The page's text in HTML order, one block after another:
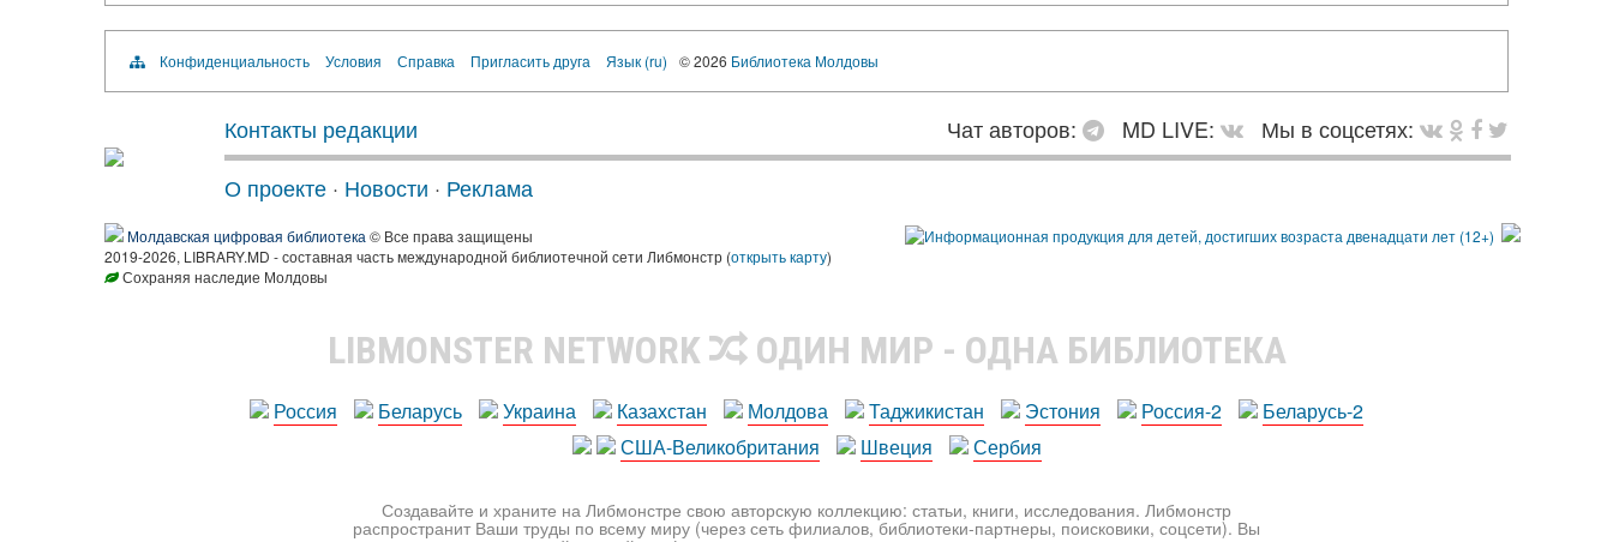
Конфиденциальность Условия Справка Пригласить друга Язык (ru) © 2026 Библиотека Молдовы
Контакты редакции Чат авторов: MD LIVE:
Мы в соцсетях:
О проекте · Новости · Реклама
Молдавская цифровая библиотека © Все права защищены
2019-2026, LIBRARY.MD - составная часть международной библиотечной сети Либмонстр (открыть карту)
Сохраняя наследие Молдовы
LIBMONSTER NETWORK ОДИН МИР - ОДНА БИБЛИОТЕКА
Россия Беларусь Украина Казахстан Молдова Таджикистан Эстония Россия-2
Беларусь-2
США-Великобритания
Швеция Сербия
Создавайте и храните на Либмонстре свою авторскую коллекцию: статьи, книги, исследования. Либмонстр
распространит Ваши труды по всему миру (через сеть филиалов, библиотеки-партнеры, поисковики, соцсети). Вы